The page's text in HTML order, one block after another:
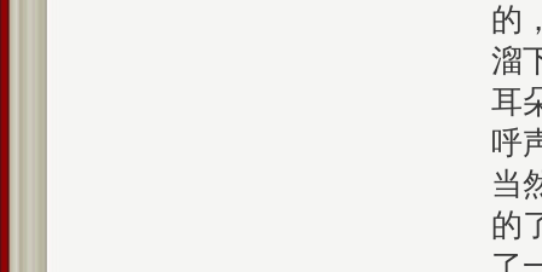
的
溜
耳
呼
当
的